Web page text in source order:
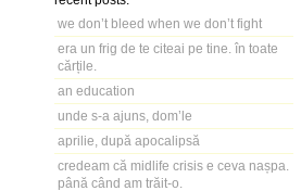
we don’t bleed when we don’t fight
era un frig de te citeai pe tine. în toate
cărțile.
an education
unde s-a ajuns, dom’le
aprilie, după apocalipsă
credeam că midlife crisis e ceva nașpa.
până când am trăit-o.